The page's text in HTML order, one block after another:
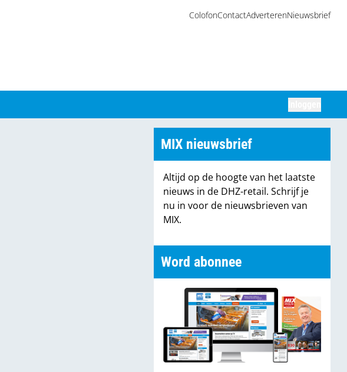
ColofonContactAdverterenNieuwsbrief
MIX nieuwsbrief
Altijd op de hoogte van het laatste
nieuws in de DHZ-retail. Schrijf je
nu in voor de nieuwsbrieven van
MIX.
Word abonnee